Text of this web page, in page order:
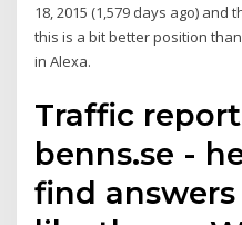
18, 2015 (1,579 days ago) and
this is a bit better position
in Alexa.
Traffic
benns.se -
find